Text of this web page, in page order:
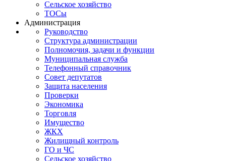
Сельское хозяйство
ТОСы
Администрация
Руководство
Структура администрации
Полномочия, задачи и функции
Муниципальная служба
Телефонный справочник
Совет депутатов
Защита населения
Проверки
Экономика
Торговля
Имущество
ЖКХ
Жилищный контроль
ГО и ЧС
Сельское хозяйство